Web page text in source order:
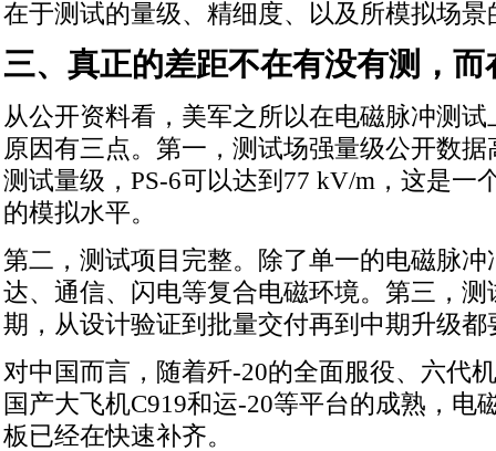
在于测试的量级、精细度、以及所模拟场景
三、真正的差距不在有没有测，而
从公开资料看，美军之所以在电磁脉冲测
原因有三点。第一，测试场强量级公开数
测试量级，PS-6可以达到77 kV/m，这是一
的模拟水平。
第二，测试项目完整。除了单一的电磁脉
达、通信、闪电等复合电磁环境。第三，
期，从设计验证到批量交付再到中期升级都
对中国而言，随着歼-20的全面服役、六代
国产大飞机C919和运-20等平台的成熟，电
板已经在快速补齐。